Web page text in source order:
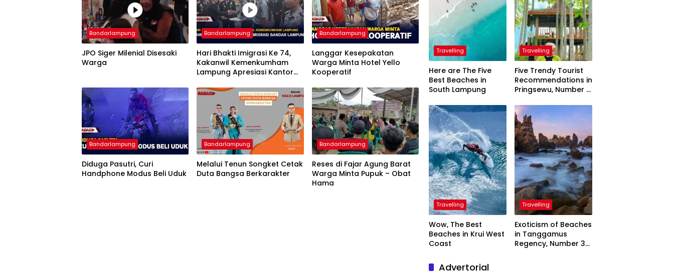
Bandarlampung
JPO Siger Milenial Disesaki
Warga
Bandarlampung
Hari Bhakti Imigrasi Ke 74,
Kakanwil Kemenkumham
Lampung Apresiasi Kantor
Bandarlampung
Langgar Kesepakatan
Warga Minta Hotel Yello
Kooperatif
Bandarlampung
Diduga Pasutri, Curi
Handphone Modus Beli Uduk
Bandarlampung
Melalui Tenun Songket Cetak
Duta Bangsa Berkarakter
Bandarlampung
Reses di Fajar Agung Barat
Warga Minta Pupuk – Obat
Hama
Travelling
Here are The Five
Best Beaches in
South Lampung
Travelling
Five Trendy Tourist
Recommendations in
Pringsewu, Number 3
President
Travelling
Wow, The Best
Beaches in Krui West
Coast
Travelling
Exoticism of Beaches
in Tanggamus
Regency, Number 3
Advertorial